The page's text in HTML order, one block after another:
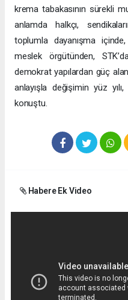
krema tabakasının sürekli
anlamda halkçı,
toplumla dayanışma
meslek örgütünden,
demokrat yapılardan güç
anlayışla değişimin yüz
konuştu.
Habere Ek Video